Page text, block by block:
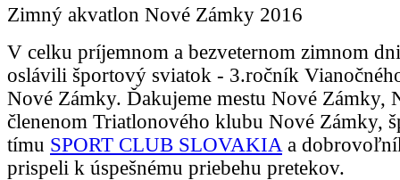
Zimný akvatlon Nové Zámky 2016
V celku príjemnom a bezveternom zimnom
oslávili športový sviatok - 3.ročník
Nové Zámky. Ďakujeme mestu Nové Zámky,
členenom Triatlonového klubu Nové Zámky,
tímu SPORT CLUB SLOVAKIA a
prispeli k úspešnému priebehu pretekov.